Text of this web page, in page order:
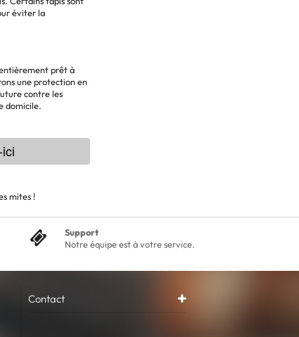
éviter la
prêt à
une protection en
contre les
domicile.
mites !
Support
Notre équipe est à votre service.
Contact